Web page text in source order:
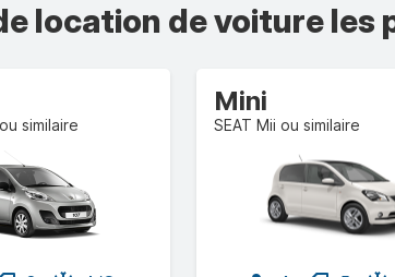
location de voiture les
similaire
Mini
SEAT Mii ou similaire